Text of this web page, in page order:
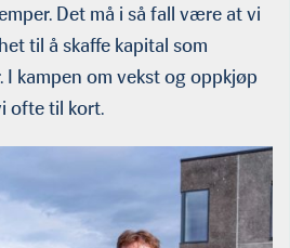
Det må i så fall være at vi
til å skaffe kapital som
I kampen om vekst og oppkjøp
ofte til kort.